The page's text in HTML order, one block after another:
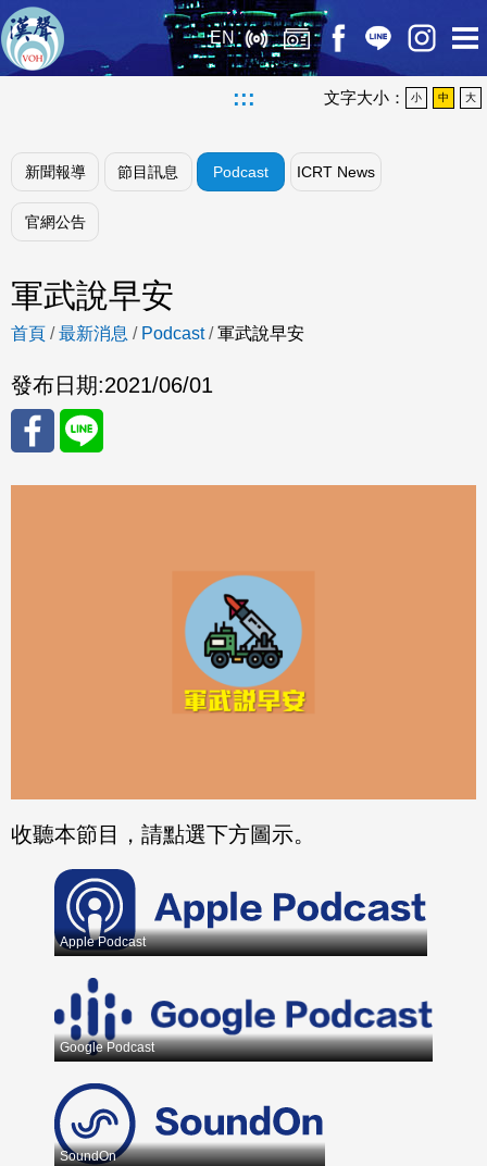
EN
::: 文字大小： 小 中 大
新聞報導 節目訊息 Podcast ICRT News
官網公告
軍武說早安
首頁 /最新消息 / Podcast /軍武說早安
發布日期:2021/06/01
分享 分享
收聽本節目，請點選下方圖示。
Apple Podcast
Google Podcast
SoundOn